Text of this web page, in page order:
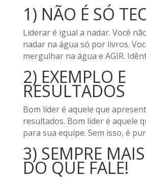
1) NÃO É SÓ
Liderar é igual a nadar. Você
nadar na água só por livros.
mergulhar na água e AGIR.
2) EXEMPLO E
RESULTADOS
Bom líder é aquele que
resultados. Bom líder é aquele
para sua equipe. Sem isso, é
3) SEMPRE
DO QUE FALE!